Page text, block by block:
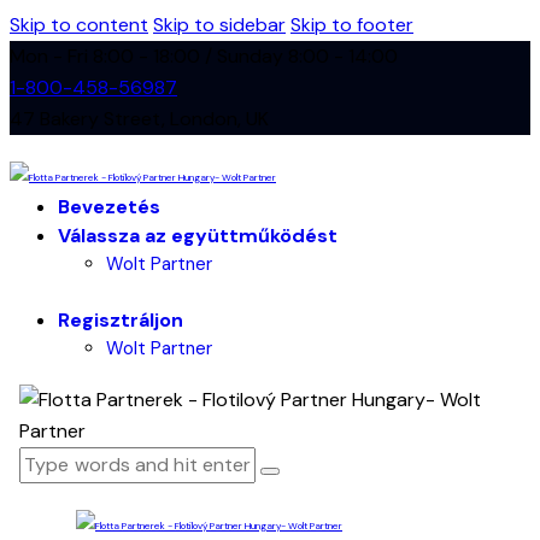
Skip to content Skip to sidebarSkip to footer
1-800-458-56987
Bevezetés
Válassza az együttműködést
Wolt Partner
Regisztráljon
Wolt Partner